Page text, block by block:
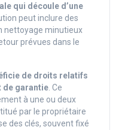
qui découle d’une
peut inclure des
nettoyage minutieux
prévues dans le
de droits relatifs
de garantie. Ce
à une ou deux
par le propriétaire
des clés, souvent fixé